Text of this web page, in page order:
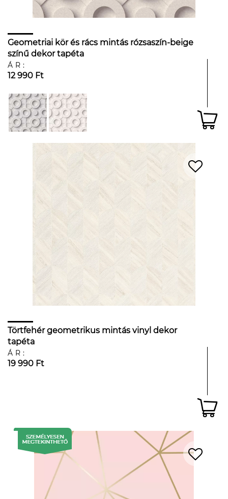
Geometriai kör és rács mintás rózsaszín-beige
színű dekor tapéta
ÁR:
12 990 Ft
Törtfehér geometrikus mintás vinyl dekor
tapéta
ÁR:
19 990 Ft